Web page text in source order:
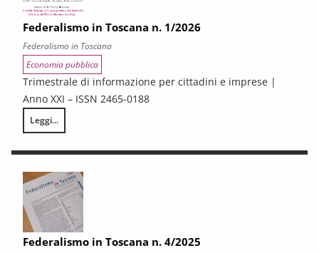
Federalismo in Toscana n. 1/2026
Federalismo in Toscana
Economia pubblica
Trimestrale di informazione per cittadini e imprese |
Anno XXI – ISSN 2465-0188
Leggi...
Federalismo in Toscana n. 1/2026
Federalismo in Toscana n. 4/2025